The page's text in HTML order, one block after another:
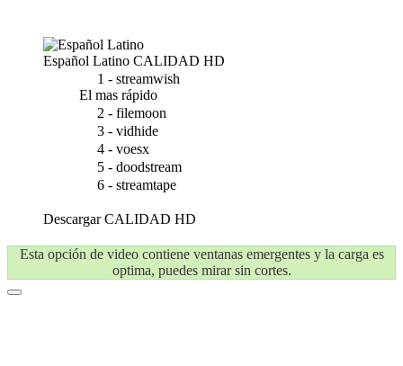
Español Latino CALIDAD HD
1 - streamwish
El mas rápido
2 - filemoon
3 - vidhide
4 - voesx
5 - doodstream
6 - streamtape
DescargarCALIDAD HD
Esta opción de video contiene ventanas emergentes y la carga es
optima, puedes mirar sin cortes.